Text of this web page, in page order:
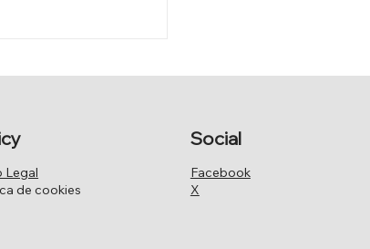
Facebook
X
Social
Legal
de cookies